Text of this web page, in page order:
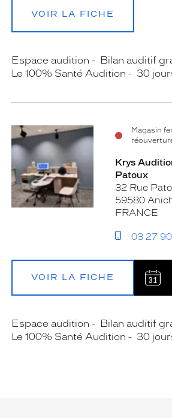
VOIR LA FICHE
Espace audition
Bilan auditif
Le 100% Santé Audition
30
Magasin
Krys
Patoux
32 Rue
59580
FRANCE
03 27
VOIR LA FICHE
Espace audition
Bilan auditif
Le 100% Santé Audition
30